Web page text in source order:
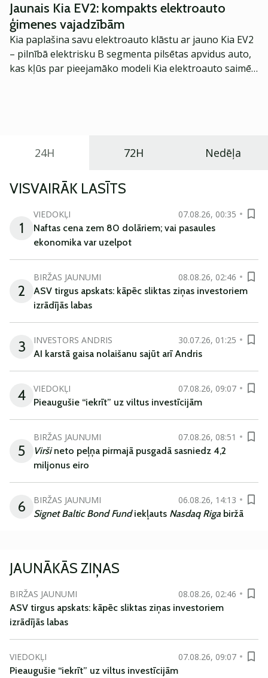
Jaunais Kia EV2: kompakts elektroauto
ģimenes vajadzībām
Kia paplašina savu elektroauto klāstu ar jauno Kia EV2
– pilnībā elektrisku B segmenta pilsētas apvidus auto,
kas kļūs par pieejamāko modeli Kia elektroauto saimē
24H 72H Nedēļa
VISVAIRĀK LASĪTS
1
VIEDOKĻI
07.08.26, 00:35
Naftas cena zem 80 dolāriem; vai pasaules
ekonomika var uzelpot
2
BIRŽAS JAUNUMI
08.08.26, 02:46
ASV tirgus apskats: kāpēc sliktas ziņas investoriem
izrādījās labas
3 INVESTORS ANDRIS
30.07.26, 01:25
AI karstā gaisa nolaišanu sajūt arī Andris
4 VIEDOKĻI
07.08.26, 09:07
Pieaugušie “iekrīt” uz viltus investīcijām
5
BIRŽAS JAUNUMI
07.08.26, 08:51
Viršineto peļņa pirmajā pusgadā sasniedz 4,2
miljonus eiro
6 BIRŽAS JAUNUMI
06.08.26, 14:13
Signet Baltic Bond Fundiekļauts Nasdaq Riga biržā
JAUNĀKĀS ZIŅAS
BIRŽAS JAUNUMI
08.08.26, 02:46
ASV tirgus apskats: kāpēc sliktas ziņas investoriem
izrādījās labas
VIEDOKĻI
07.08.26, 09:07
Pieaugušie “iekrīt” uz viltus investīcijām